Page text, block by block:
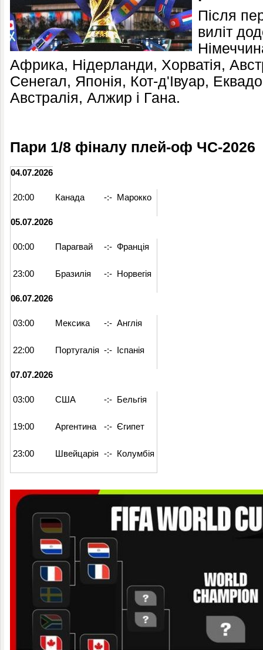
Після
виліт
Африка, Нідерланди, Хорватія,
Сенегал, Японія, Кот-д'Івуар,
Австралія, Алжир і Гана.
Пари 1/8 фіналу плей-оф ЧС-2026
04.07.2026
20:00 Канада -:- Марокко
05.07.2026
00:00 Парагвай -:- Франція
23:00 Бразилія -:- Норвегія
06.07.2026
03:00 Мексика -:- Англія
22:00 Португалія -:- Іспанія
07.07.2026
03:00 США -:- Бельгія
19:00 Аргентина -:- Єгипет
23:00 Швейцарія -:- Колумбія